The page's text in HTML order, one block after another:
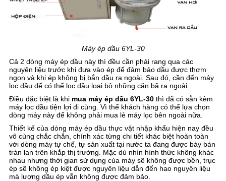
Máy ép dầu 6YL-30
Cả 2 dòng máy ép dầu này thì đều cần phải rang qua các
nguyên liệu trước khi đưa vào ép để đảm bảo dầu được thơm
ngon và khi ép không bị bắn dầu ra ngoài. Sau đó, cần đến máy
lọc dầu để có thể lọc dầu loại bỏ những cặn bã ra ngoài.
Điều đặc biệt là khi mua máy ép dầu 6YL-30 thì đã có sẵn kèm
máy lọc dầu tiện lợi đi cùng. Vì thế khách hàng có thể lựa chọn
dòng máy này để không phải mua lẻ máy lọc bên ngoài nữa.
Thiết kế của dòng máy ép dầu thực vật nhập khẩu hiện nay đều
vô cùng chắc chắn, chính xác từng chi tiết khác biệt hoàn toàn
với dòng máy tự chế, tự sản xuất tại nước ta đang được bày bán
tràn lan trên khắp thị trường. Mặc dù nhìn hình thức không khác
nhau nhưng thời gian sử dụng của máy sẽ không được bền, trục
ép sẽ không ép kiệt được nguyên liệu dẫn đến hao nguyên liệu
mà lượng dầu ép vẫn không được đảm bảo.